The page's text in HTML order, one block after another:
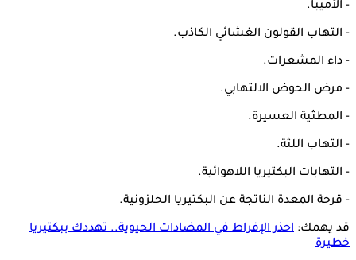
- الأميبا.
- التهاب القولون الغشائي الكاذب.
- داء المشعرات.
- مرض الحوض الالتهابي.
- المطثية العسيرة.
- التهاب اللثة.
- التهابات البكتيريا اللاهوائية.
- قرحة المعدة الناتجة عن البكتيريا الحلزونية.
قد يهمك: احذر الإفراط في المضادات الحيوية.. تهددك ببكتيريا
خطيرة